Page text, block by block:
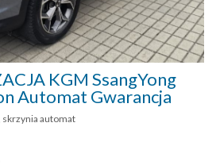
KGM SsangYong
Automat Gwarancja
skrzynia automat